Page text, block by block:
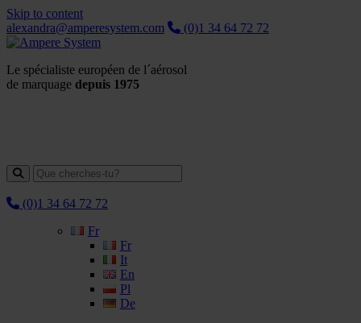
Skip to content
alexandra@amperesystem.com
(0)1 34 64 72 72
Le spécialiste européen de l´aérosol
de marquage depuis 1975
(0)1 34 64 72 72
Fr
Fr
It
En
Pl
De